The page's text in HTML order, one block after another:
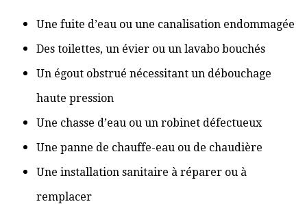
Une fuite d’eau ou une canalisation endommagée
Des toilettes, un évier ou un lavabo bouchés
Un égout obstrué nécessitant un débouchage
haute pression
Une chasse d’eau ou un robinet défectueux
Une panne de chauffe-eau ou de chaudière
Une installation sanitaire à réparer ou à
remplacer